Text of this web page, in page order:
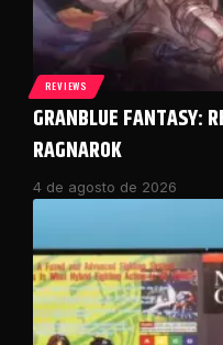
REVIEWS
GRANBLUE FANTASY:
RAGNAROK
4 de agosto de 2026